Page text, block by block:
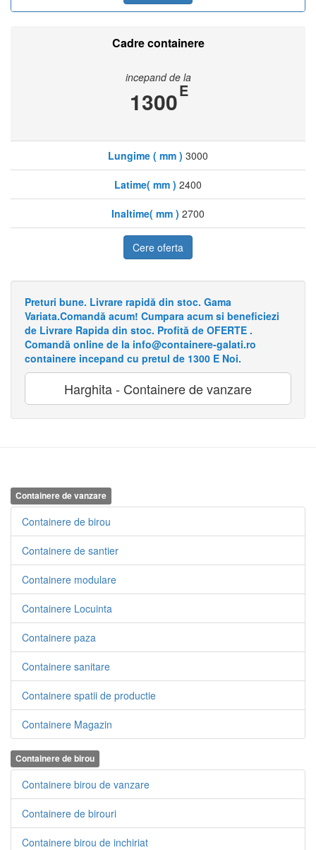
Cadre containere
incepand de la
1300E
Lungime ( mm ) 3000
Latime( mm ) 2400
Inaltime( mm ) 2700
Cere oferta
Preturi bune. Livrare rapidă din stoc. Gama
Variata.Comandă acum! Cumpara acum si beneficiezi
de Livrare Rapida din stoc. Profită de OFERTE .
Comandă online de la info@containere-galati.ro
containere incepand cu pretul de 1300 E Noi.
Harghita - Containere de vanzare
Containere de vanzare
Containere de birou
Containere de santier
Containere modulare
Containere Locuinta
Containere paza
Containere sanitare
Containere spatii de productie
Containere Magazin
Containere de birou
Containere birou de vanzare
Containere de birouri
Containere birou de inchiriat